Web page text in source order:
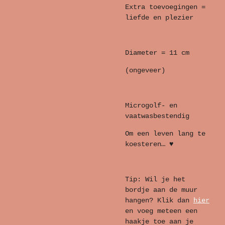
Extra toevoegingen =
liefde en plezier
Diameter = 11 cm
(ongeveer)
Microgolf- en
vaatwasbestendig
Om een leven lang te
koesteren… ♥
Tip: Wil je het
bordje aan de muur
hangen? Klik dan
hier
en voeg meteen een
haakje toe aan je